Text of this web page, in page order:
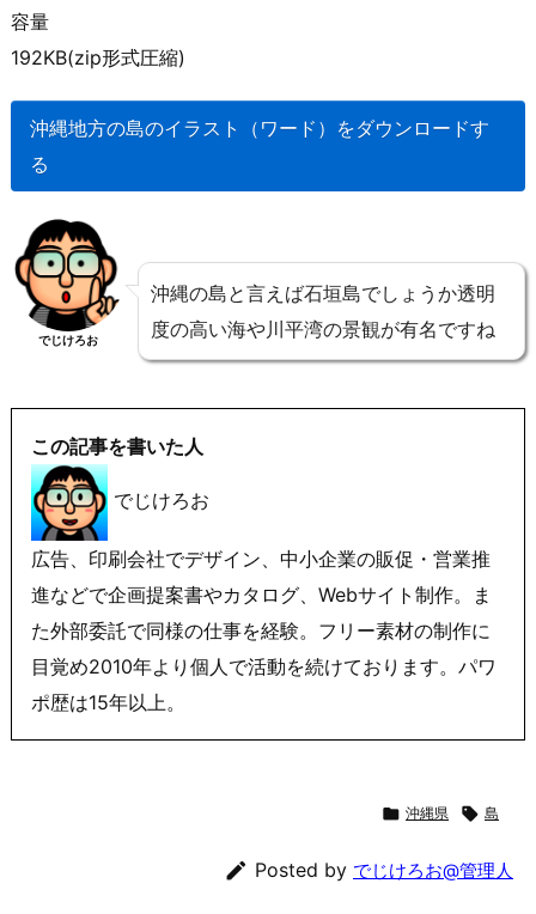
容量
192KB(zip形式圧縮)
沖縄地方の島のイラスト（ワード）をダウンロードす
る
でじけろお
沖縄の島と言えば石垣島でしょうか透明
度の高い海や川平湾の景観が有名ですね
この記事を書いた人
でじけろお
広告、印刷会社でデザイン、中小企業の販促・営業推
進などで企画提案書やカタログ、Webサイト制作。ま
た外部委託で同様の仕事を経験。フリー素材の制作に
目覚め2010年より個人で活動を続けております。パワ
ポ歴は15年以上。
 沖縄県  島
 Posted by でじけろお@管理人